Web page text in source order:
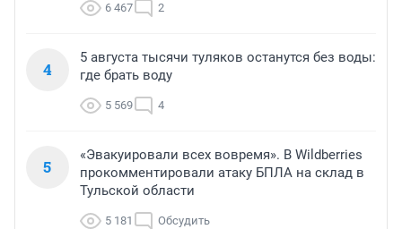
6 467 2
4
5 августа тысячи туляков останутся без воды:
где брать воду
5 569 4
5
«Эвакуировали всех вовремя». В Wildberries
прокомментировали атаку БПЛА на склад в
Тульской области
5 181 Обсудить